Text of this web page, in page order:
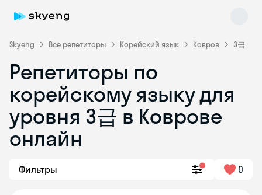
Skyeng Все репетиторы Корейский язык Ковров 3급
Репетиторы по
корейскому языку для
уровня 3급 в Коврове
онлайн
Фильтры 0
Skyeng Chat